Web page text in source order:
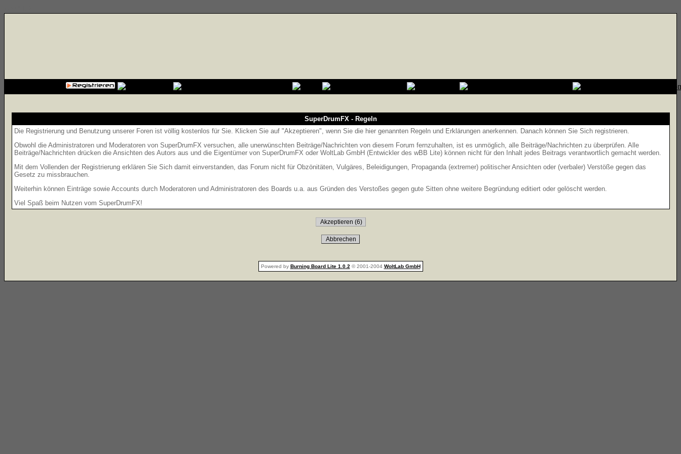
SuperDrumFX - Regeln
Die Registrierung und Benutzung unserer Foren ist völlig kostenlos für Sie. Klicken Sie auf "Akzeptieren", wenn Sie die hier genannten Regeln und Erklärungen anerkennen. Danach können Sie Sich registrieren.
Obwohl die Administratoren und Moderatoren von SuperDrumFX versuchen, alle unerwünschten Beiträge/Nachrichten von diesem Forum fernzuhalten, ist es unmöglich, alle Beiträge/Nachrichten zu überprüfen. Alle
Beiträge/Nachrichten drücken die Ansichten des Autors aus und die Eigentümer von SuperDrumFX oder WoltLab GmbH (Entwickler des wBB Lite) können nicht für den Inhalt jedes Beitrags verantwortlich gemacht werden.
Mit dem Vollenden der Registrierung erklären Sie Sich damit einverstanden, das Forum nicht für Obzönitäten, Vulgäres, Beleidigungen, Propaganda (extremer) politischer Ansichten oder (verbaler) Verstöße gegen das
Gesetz zu missbrauchen.
Weiterhin können Einträge sowie Accounts durch Moderatoren und Administratoren des Boards u.a. aus Gründen des Verstoßes gegen gute Sitten ohne weitere Begründung editiert oder gelöscht werden.
Viel Spaß beim Nutzen vom SuperDrumFX!
Powered by Burning Board Lite 1.0.2 © 2001-2004 WoltLab GmbH